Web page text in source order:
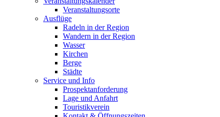
Veranstaltungsorte
Ausflüge
Radeln in der Region
Wandern in der Region
Wasser
Kirchen
Berge
Städte
Service und Info
Prospektanforderung
Lage und Anfahrt
Touristikverein